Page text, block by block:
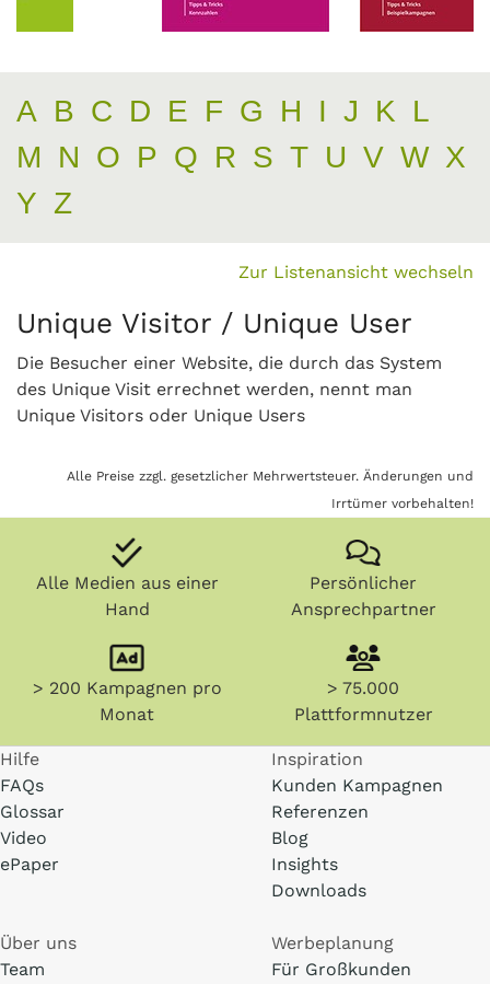
A B C D E F G H I J K L
M
N O P Q R S T U V W X
Y Z
Zur Listenansicht wechseln
Unique Visitor / Unique User
Die Besucher einer Website, die durch das System
des Unique Visit errechnet werden, nennt man
Unique Visitors oder Unique Users
Alle Preise zzgl. gesetzlicher Mehrwertsteuer. Änderungen und
Irrtümer vorbehalten!
Alle Medien aus einer
Hand
Persönlicher
Ansprechpartner
> 200 Kampagnen pro
Monat
> 75.000
Plattformnutzer
Hilfe
FAQs
Glossar
Video
ePaper
Inspiration
Kunden Kampagnen
Referenzen
Blog
Insights
Downloads
Über uns
Team
Werbeplanung
Für Großkunden